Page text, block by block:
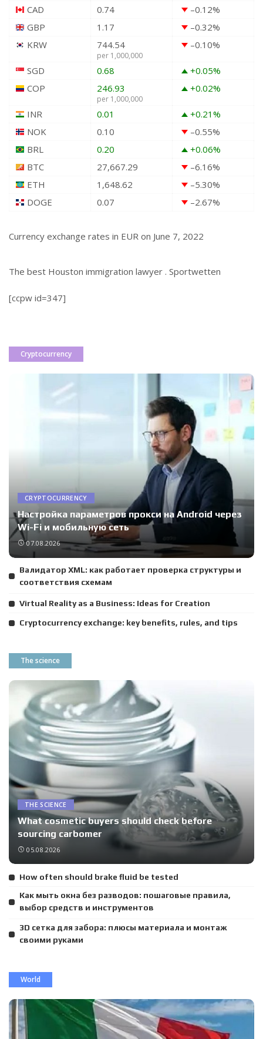
CAD
0.74 –0.12%
GBP
1.17 –0.32%
KRW
744.54
per 1,000,000
–0.10%
SGD 0.68 +0.05%
COP
246.93
per 1,000,000
+0.02%
INR 0.01 +0.21%
NOK
0.10 –0.55%
BRL
0.20 +0.06%
BTC
27,667.29 –6.16%
ETH
1,648.62 –5.30%
DOGE
0.07 –2.67%
Currency exchange rates in EUR on June 7, 2022
The best Houston immigration lawyer . Sportwetten
[ccpw id=347]
Cryptocurrency
CRYPTOCURRENCY
Настройка параметров прокси на Android через
Wi-Fi и мобильную сеть
07.08.2026
Валидатор XML: как работает проверка структуры и
соответствия схемам
Virtual Reality as a Business: Ideas for Creation
Cryptocurrency exchange: key benefits, rules, and tips
The science
THE SCIENCE
What cosmetic buyers should check before
sourcing carbomer
05.08.2026
How often should brake fluid be tested
Как мыть окна без разводов: пошаговые правила,
выбор средств и инструментов
3D сетка для забора: плюсы материала и монтаж
своими руками
World